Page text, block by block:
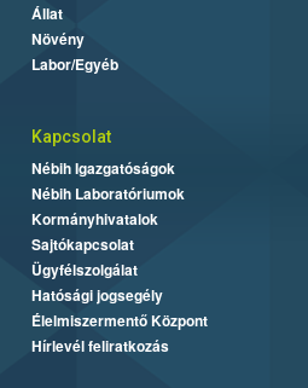
Állat
Növény
Labor/Egyéb
Kapcsolat
Nébih Igazgatóságok
Nébih Laboratóriumok
Kormányhivatalok
Sajtókapcsolat
Ügyfélszolgálat
Hatósági jogsegély
Élelmiszermentő Központ
Hírlevél feliratkozás